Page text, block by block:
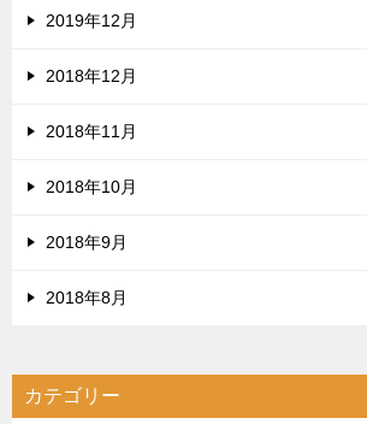
2019年12月
2018年12月
2018年11月
2018年10月
2018年9月
2018年8月
カテゴリー